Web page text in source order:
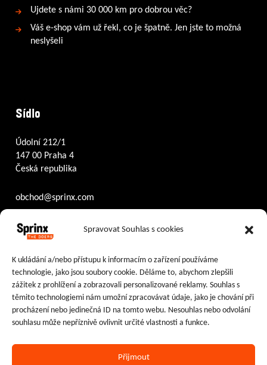
Spravovat Souhlas s cookies
K ukládání a/nebo přístupu k informacím o zařízení používáme
technologie, jako jsou soubory cookie. Děláme to, abychom zlepšili
zážitek z prohlížení a zobrazovali personalizované reklamy. Souhlas s
těmito technologiemi nám umožní zpracovávat údaje, jako je chování při
procházení nebo jedinečná ID na tomto webu. Nesouhlas nebo odvolání
souhlasu může nepříznivě ovlivnit určité vlastnosti a funkce.
Přijmout
Ujdete s námi 30 000 km pro dobrou věc?
Váš e-shop vám už řekl, co je špatně. Jen jste to možná
neslyšeli
Sídlo
Údolní 212/1
147 00 Praha 4
Česká republika
obchod@sprinx.com
Otevírací doba recepce:
PO – ČT8:30 – 17:30
Sledujte nás na:
Facebook
Instagram
LinkedIn